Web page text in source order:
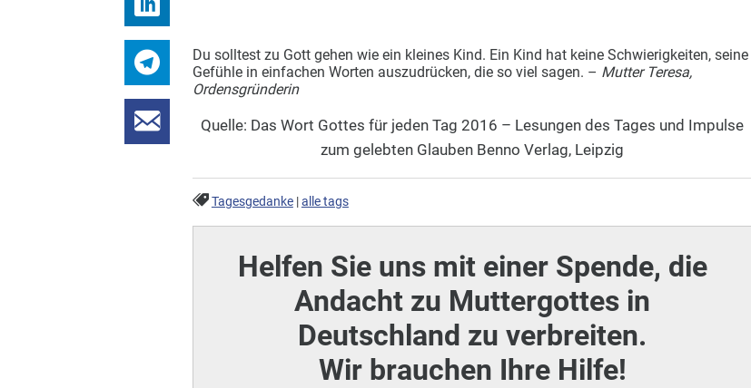
Du solltest zu Gott gehen wie ein kleines Kind. Ein Kind hat keine Schwierigkeiten, seine
Gefühle in einfachen Worten auszudrücken, die so viel sagen. – Mutter Teresa,
Ordensgründerin
Quelle: Das Wort Gottes für jeden Tag 2016 – Lesungen des Tages und Impulse
zum gelebten Glauben Benno Verlag, Leipzig
Tagesgedanke|alle tags
Helfen Sie uns mit einer Spende, die
Andacht zu Muttergottes in
Deutschland zu verbreiten.
Wir brauchen Ihre Hilfe!